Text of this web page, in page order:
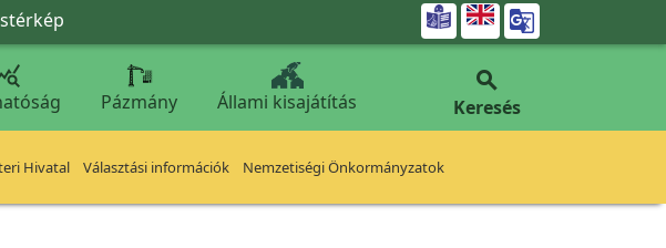

Pázmány Állami kisajátítás

Keresés
Hivatal Választási információk Nemzetiségi Önkormányzatok